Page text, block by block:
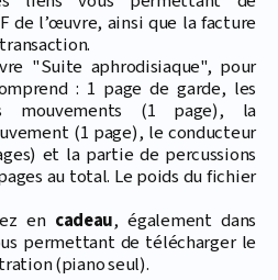
de l’œuvre, ainsi que la facture
"Suite aphrodisiaque", pour
: 1 page de garde, les
(1 page), la
(1 page), le conducteur
et la partie de percussions
au total. Le poids du fichier
en cadeau, également dans
permettant de télécharger le
(piano seul).